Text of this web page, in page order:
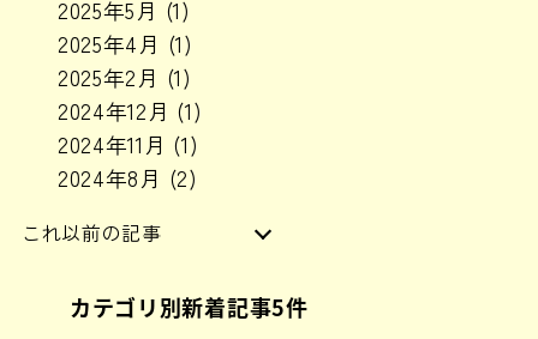
2025年5月 (1)
2025年4月 (1)
2025年2月 (1)
2024年12月 (1)
2024年11月 (1)
2024年8月 (2)
これ以前の記事
2024年4月(1)
カテゴリ別新着記事5件